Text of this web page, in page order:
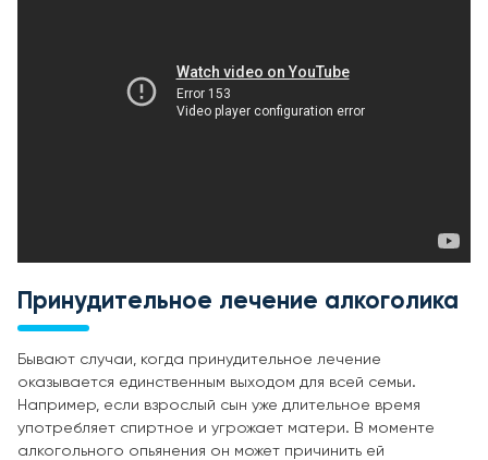
Принудительное лечение алкоголика
Бывают случаи, когда принудительное лечение
оказывается единственным выходом для всей семьи.
Например, если взрослый сын уже длительное время
употребляет спиртное и угрожает матери. В моменте
алкогольного опьянения он может причинить ей